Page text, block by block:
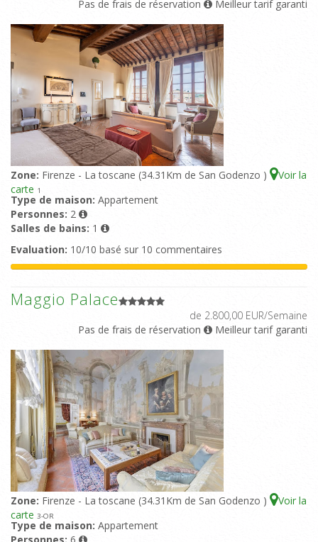
Pas de frais de réservation
Meilleur tarif garanti
Zone: Firenze - La toscane (34.31Km de San Godenzo )
Voir la
carte 1
Type de maison: Appartement
Personnes: 2
Salles de bains: 1
Evaluation: 10/10 basé sur 10 commentaires
Maggio Palace
de 2.800,00 EUR/Semaine
Pas de frais de réservation
Meilleur tarif garanti
Zone: Firenze - La toscane (34.31Km de San Godenzo )
Voir la
carte 3-OR
Type de maison: Appartement
Personnes: 6